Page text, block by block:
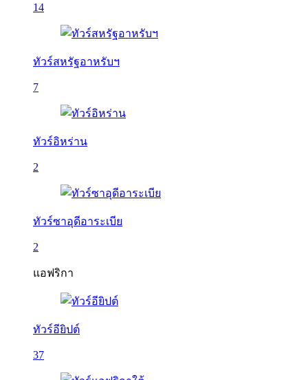
14
ทัวร์สหรัฐอาหรับฯ
7
ทัวร์อิหร่าน
2
ทัวร์ซาอุดีอาระเบีย
2
แอฟริกา
ทัวร์อียิปต์
37